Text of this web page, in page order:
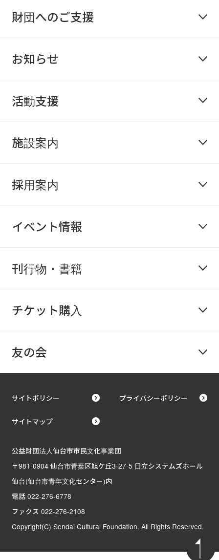
財団へのご支援
お知らせ
活動支援
施設案内
採用案内
イベント情報
刊行物・書籍
チケット購入
友の会
サイトポリシー プライバシーポリシー
サイトマップ
公益財団法人仙台市市民文化事業団
〒981-0904 仙台市青葉区旭ケ丘3-27-5 日立システムズホール
仙台(仙台市青年文化センター)内
電話 022-276-6778
ファクス 022-276-2108
Copyright(C) Sendai Cultural Foundation. All Rights Reserved.